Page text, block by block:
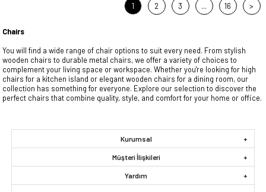
1 2 3 ... 16 >
Chairs
You will find a wide range of chair options to suit every need. From stylish
wooden chairs to durable metal chairs, we offer a variety of choices to
complement your living space or workspace. Whether you're looking for high
chairs for a kitchen island or elegant wooden chairs for a dining room, our
collection has something for everyone. Explore our selection to discover the
perfect chairs that combine quality, style, and comfort for your home or office.
Kurumsal
Müşteri İlişkileri
Yardım